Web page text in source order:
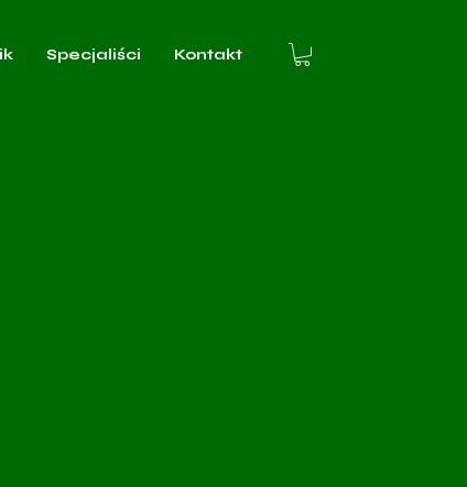
Specjaliści Kontakt